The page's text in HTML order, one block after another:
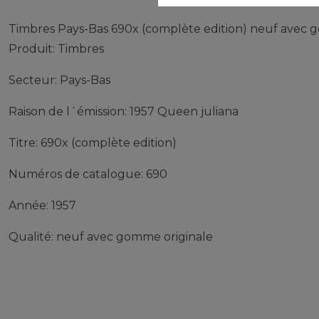
Timbres Pays-Bas 690x (complète edition) neuf avec
Produit: Timbres
Secteur: Pays-Bas
Raison de l´émission: 1957 Queen juliana
Titre: 690x (complète edition)
Numéros de catalogue: 690
Année: 1957
Qualité: neuf avec gomme originale